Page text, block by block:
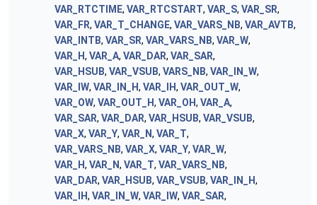
VAR_RTCTIME, VAR_RTCSTART, VAR_S, VAR_SR,
VAR_FR, VAR_T_CHANGE, VAR_VARS_NB, VAR_AVTB,
VAR_INTB, VAR_SR, VAR_VARS_NB, VAR_W,
VAR_H, VAR_A, VAR_DAR, VAR_SAR,
VAR_HSUB, VAR_VSUB, VARS_NB, VAR_IN_W,
VAR_IW, VAR_IN_H, VAR_IH, VAR_OUT_W,
VAR_OW, VAR_OUT_H, VAR_OH, VAR_A,
VAR_SAR, VAR_DAR, VAR_HSUB, VAR_VSUB,
VAR_X, VAR_Y, VAR_N, VAR_T,
VAR_VARS_NB, VAR_X, VAR_Y, VAR_W,
VAR_H, VAR_N, VAR_T, VAR_VARS_NB,
VAR_DAR, VAR_HSUB, VAR_VSUB, VAR_IN_H,
VAR_IH, VAR_IN_W, VAR_IW, VAR_SAR,